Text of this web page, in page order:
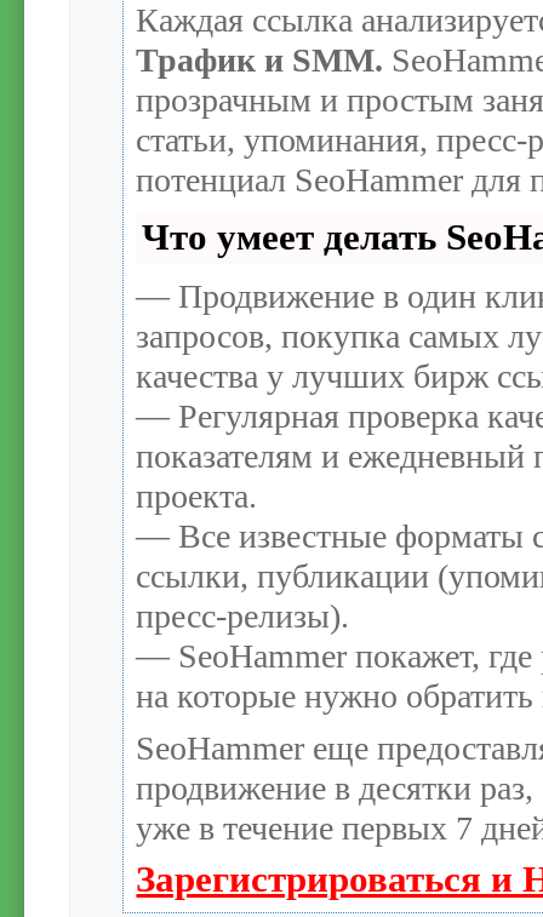
Каждая ссылка
Трафик и SMM.
прозрачным и простым
статьи, упоминания,
потенциал SeoHammer для
Что умеет делать
— Продвижение в один
запросов, покупка самых
качества у лучших бирж
— Регулярная проверка
показателям и ежедневный
проекта.
— Все известные форматы
ссылки, публикации
пресс-релизы).
— SeoHammer покажет, где
на которые нужно
SeoHammer еще
продвижение в десятки
уже в течение первых 7
Зарегистрироваться и